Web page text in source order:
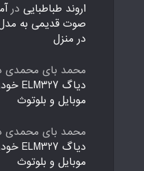
اروند طباطبایی در
در منزل
محمد بای محمدی
موبایل و بلوتوث
محمد بای محمدی
موبایل و بلوتوث